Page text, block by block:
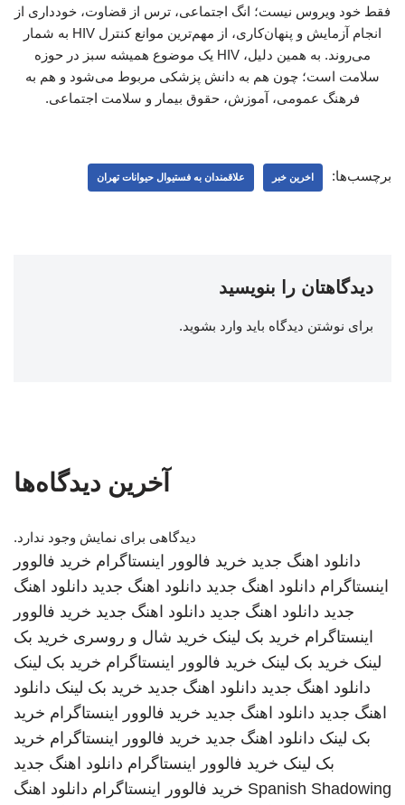
فقط خود ویروس نیست؛ انگ اجتماعی، ترس از قضاوت، خودداری از
انجام آزمایش و پنهان‌کاری، از مهم‌ترین موانع کنترل HIV به شمار
می‌روند. به همین دلیل، HIV یک موضوع همیشه سبز در حوزه
سلامت است؛ چون هم به دانش پزشکی مربوط می‌شود و هم به
فرهنگ عمومی، آموزش، حقوق بیمار و سلامت اجتماعی.
برچسب‌ها: اخرین خبر علاقمندان به فستیوال حیوانات تهران
دیدگاهتان را بنویسید
برای نوشتن دیدگاه باید وارد بشوید.
آخرین دیدگاه‌ها
دیدگاهی برای نمایش وجود ندارد.
دانلود اهنگ جدید خرید فالوور اینستاگرام خرید فالوور
اینستاگرام دانلود اهنگ جدید دانلود اهنگ جدید دانلود اهنگ
جدید دانلود اهنگ جدید دانلود اهنگ جدید خرید فالوور
اینستاگرام خرید بک لینک خرید شال و روسری خرید بک
لینک خرید بک لینک خرید فالوور اینستاگرام خرید بک لینک
دانلود اهنگ جدید دانلود اهنگ جدید خرید بک لینک دانلود
اهنگ جدید دانلود اهنگ جدید خرید فالوور اینستاگرام خرید
بک لینک دانلود اهنگ جدید خرید فالوور اینستاگرام خرید
بک لینک خرید فالوور اینستاگرام دانلود اهنگ جدید
Spanish Shadowing خرید فالوور اینستاگرام دانلود اهنگ